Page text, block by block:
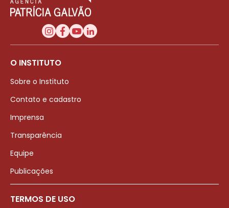
O INSTITUTO
Sobre o Instituto
Contato e cadastro
Imprensa
Transparência
Equipe
Publicações
TERMOS DE USO